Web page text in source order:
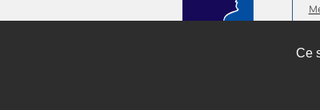
Ce